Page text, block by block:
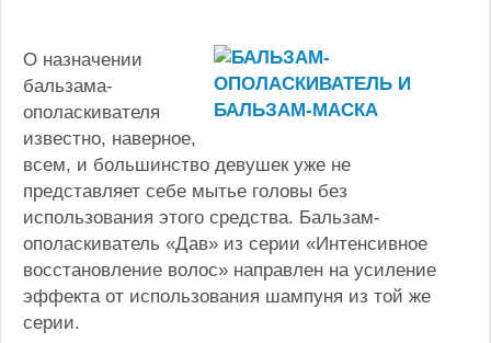
О назначении
бальзама-
ополаскивателя
известно, наверное,
всем, и большинство девушек уже не
представляет себе мытье головы без
использования этого средства. Бальзам-
ополаскиватель «Дав» из серии «Интенсивное
восстановление волос» направлен на усиление
эффекта от использования шампуня из той же
серии.